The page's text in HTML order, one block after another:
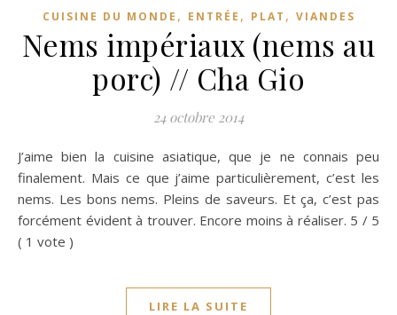
CUISINE DU MONDE , ENTRÉE , PLAT , VIANDES
Nems impériaux (nems au
porc) // Cha Gio
24 octobre 2014
J’aime bien la cuisine asiatique, que je ne connais peu
finalement. Mais ce que j’aime particulièrement, c’est les
nems. Les bons nems. Pleins de saveurs. Et ça, c’est pas
forcément évident à trouver. Encore moins à réaliser. 5 / 5
( 1 vote )
LIRE LA SUITE